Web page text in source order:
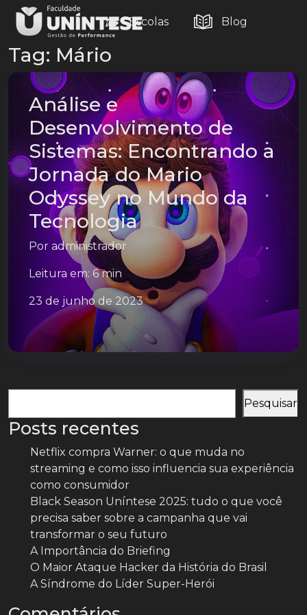
Escolas Blog
Tag: Mário
Análise e
Desenvolvimento de
Sistemas: Encontrando a
Jornada do Mario
Odyssey no Mundo da
Tecnologia
Por administrador
Leitura em: 6 min
23 de junho de 2023
Pesquisar
Posts recentes
Netflix compra Warner: o que muda no
streaming e como isso influencia sua experiência
como consumidor
Black Season Uníntese 2025: tudo o que você
precisa saber sobre a campanha que vai
transformar o seu futuro
A Importância do Briefing
O Maior Ataque Hacker da História do Brasil
A Síndrome do Líder Super-Herói